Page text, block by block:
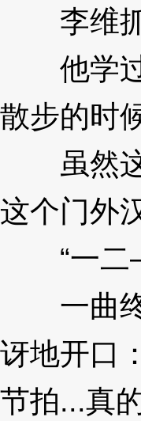
李维抓
他学过
散步的时
虽然这
这个门外
“一二
一曲终
讶地开口
节拍...真